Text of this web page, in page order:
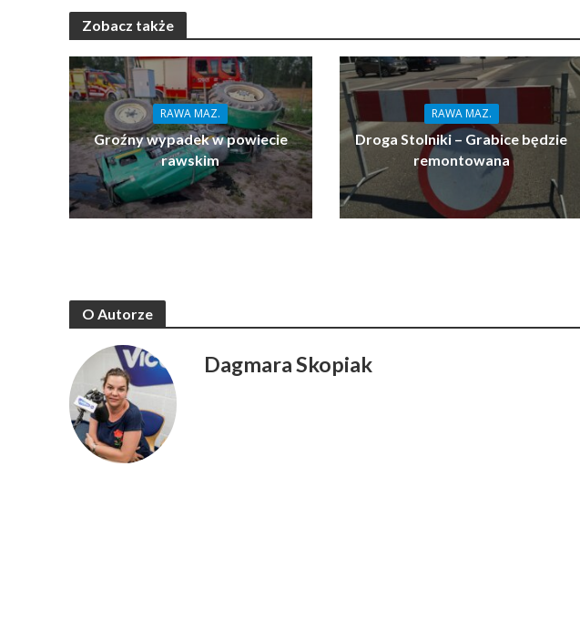
Zobacz także
RAWA MAZ.
Groźny wypadek w powiecie
rawskim
RAWA MAZ.
Droga Stolniki – Grabice będzie
remontowana
O Autorze
Dagmara Skopiak